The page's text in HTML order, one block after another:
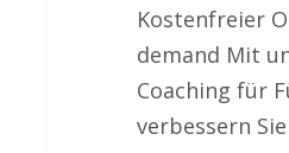
Kostenfreier
demand Mit
Coaching für
verbessern